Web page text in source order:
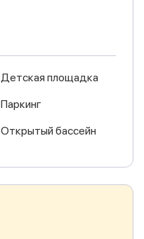
Детская площадка
Паркинг
Открытый бассейн